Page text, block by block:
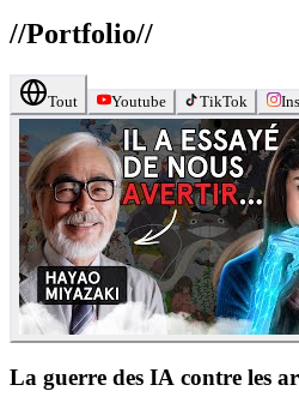
//Portfolio//
Tout Youtube TikTok
La guerre des IA contre les